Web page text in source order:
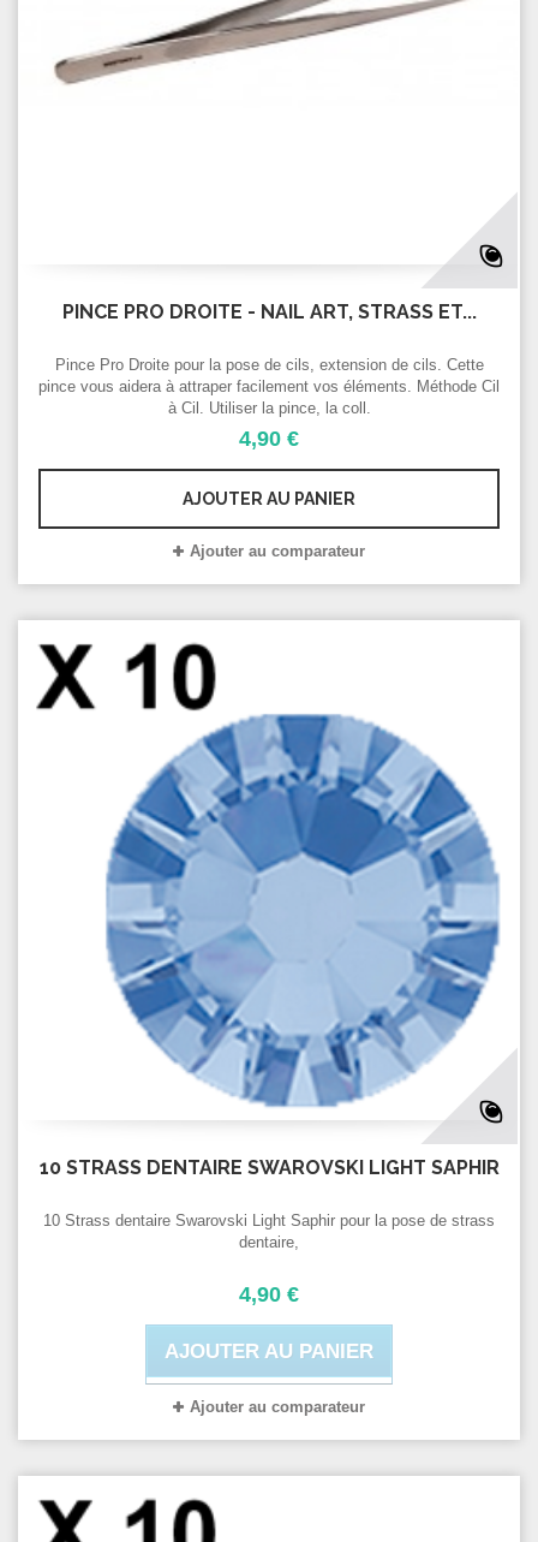
PINCE PRO DROITE - NAIL ART, STRASS ET...
Pince Pro Droite pour la pose de cils, extension de cils. Cette
pince vous aidera à attraper facilement vos éléments. Méthode Cil
à Cil. Utiliser la pince, la coll.
4,90 €
AJOUTER AU PANIER
Ajouter au comparateur
10 STRASS DENTAIRE SWAROVSKI LIGHT SAPHIR
10 Strass dentaire Swarovski Light Saphir pour la pose de strass
dentaire,
4,90 €
AJOUTER AU PANIER
Ajouter au comparateur